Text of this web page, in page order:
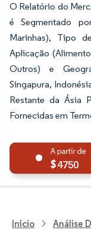
O Relatório do
é Segmentado
Marinhas), Tipo
Aplicação
Outros) e
Singapura,
Restante da Ásia
Fornecidas em
4750
Início Análise